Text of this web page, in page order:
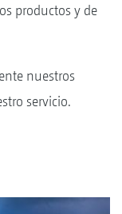
productos y de
nuestros
servicio.